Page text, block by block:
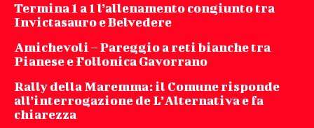
Termina 1 a 1 l’allenamento congiunto tra
Invictasauro e Belvedere
Amichevoli – Pareggio a reti bianche tra
Pianese e Follonica Gavorrano
Rally della Maremma: il Comune risponde
all’interrogazione de L’Alternativa e fa
chiarezza